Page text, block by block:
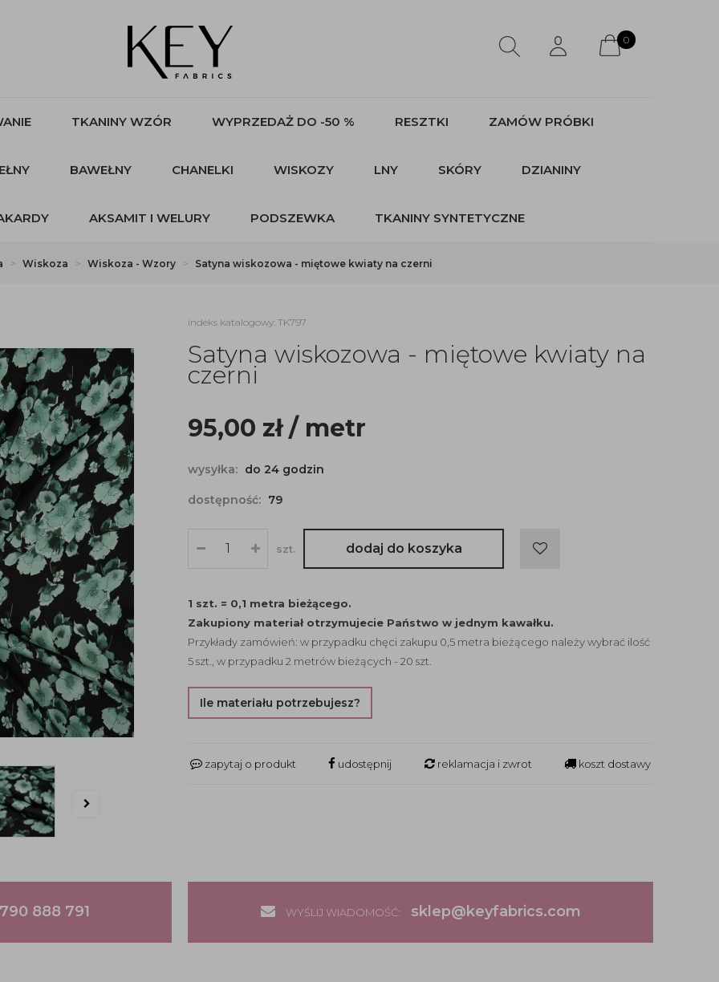
0
TKANINY WZÓR WYPRZEDAŻ DO -50 % RESZTKI ZAMÓW PRÓBKI
BAWEŁNY CHANELKI WISKOZY LNY SKÓRY DZIANINY
AKSAMIT I WELURY PODSZEWKA TKANINY SYNTETYCZNE
Wiskoza Wiskoza - Wzory Satyna wiskozowa - miętowe kwiaty na czerni
indeks katalogowy: TK797
Satyna wiskozowa - miętowe kwiaty na
czerni
95,00 zł/ metr
wysyłka: do 24 godzin
dostępność: 79
szt. dodaj do koszyka
1 szt. = 0,1 metra bieżącego.
Zakupiony materiał otrzymujecie Państwo w jednym kawałku.
Przykłady zamówień: w przypadku chęci zakupu 0,5 metra bieżącego należy wybrać ilość
5 szt., w przypadku 2 metrów bieżących - 20 szt.
Ile materiału potrzebujesz?
zapytaj o produkt udostępnij reklamacja i zwrot koszt dostawy
888 791 WYŚLIJ WIADOMOŚĆ: sklep@keyfabrics.com